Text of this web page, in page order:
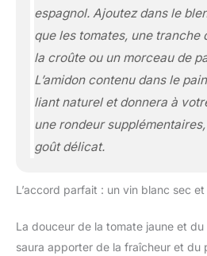
espagnol. Ajoutez dans le
que les tomates, une tranche
la croûte ou un morceau de
L’amidon contenu dans le
liant naturel et donnera à
une rondeur
goût délicat.
L’accord parfait : un vin blanc sec
La douceur de la tomate jaune et
saura apporter de la fraîcheur et du